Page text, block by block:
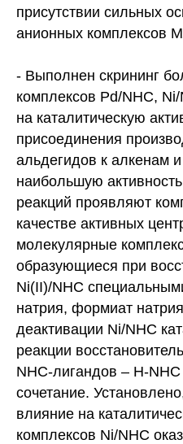
присутствии сильных
анионных комплексов
- Выполнен скрининг
комплексов Pd/NHC,
на каталитическую
присоединения
альдегидов к алкенам
наибольшую
реакций проявляют
качестве активных
молекулярные
образующиеся при
Ni(II)/NHC
натрия, формиат
деактивации Ni/NHC
реакции
NHC-лигандов – H-
сочетание.
влияние на
комплексов Ni/NHC